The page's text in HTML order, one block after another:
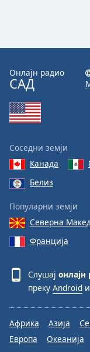
Онлајн радио
САД
Соседни земји
Канада
Белиз
Популарни земји
Северна
Франција
Слушај онлајн
преку Android
Африка Азија
Европа
Океанија